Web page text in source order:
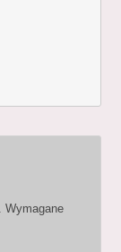
Wymagane